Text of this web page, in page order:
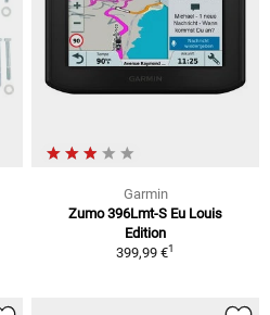
Garmin
Zumo 396Lmt-S Eu Louis
Edition
399,99 €1